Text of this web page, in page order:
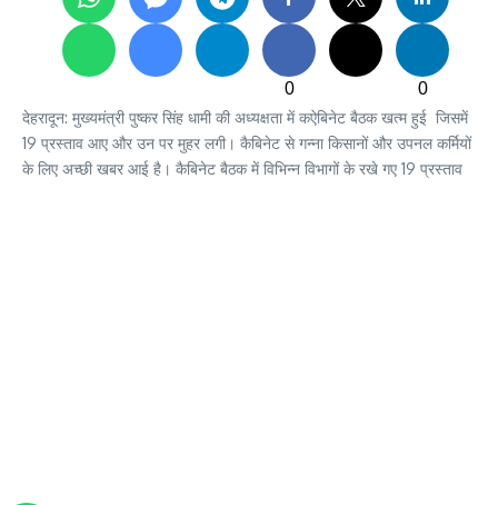
0
0
देहरादून: मुख्यमंत्री पुष्कर सिंह धामी की अध्यक्षता में कऐबिनेट बैठक खत्म हुई जिसमें
19 प्रस्ताव आए और उन पर मुहर लगी। कैबिनेट से गन्ना किसानों और उपनल कर्मियों
के लिए अच्छी खबर आई है। कैबिनेट बैठक में विभिन्न विभागों के रखे गए 19 प्रस्ताव